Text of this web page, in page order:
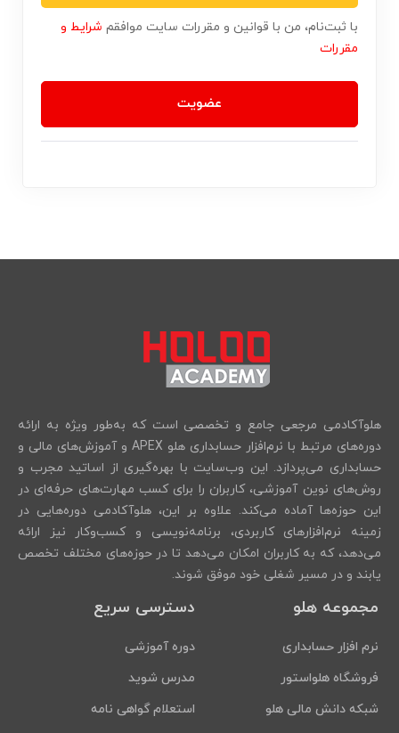
با ثبت‌نام، من با قوانین و مقررات سایت موافقم شرایط و
مقررات
عضویت
هلوآکادمی مرجعی جامع و تخصصی است که به‌طور ویژه به ارائه
دوره‌های مرتبط با نرم‌افزار حسابداری هلو APEX و آموزش‌های مالی و
حسابداری می‌پردازد. این وب‌سایت با بهره‌گیری از اساتید مجرب و
روش‌های نوین آموزشی، کاربران را برای کسب مهارت‌های حرفه‌ای در
این حوزه‌ها آماده می‌کند. علاوه بر این، هلوآکادمی دوره‌هایی در
زمینه نرم‌افزارهای کاربردی، برنامه‌نویسی و کسب‌وکار نیز ارائه
می‌دهد، که به کاربران امکان می‌دهد تا در حوزه‌های مختلف تخصص
یابند و در مسیر شغلی خود موفق شوند.
مجموعه هلو
نرم افزار حسابداری
فروشگاه هلواستور
شبکه دانش مالی هلو
دسترسی سریع
دوره آموزشی
مدرس شوید
استعلام گواهی نامه